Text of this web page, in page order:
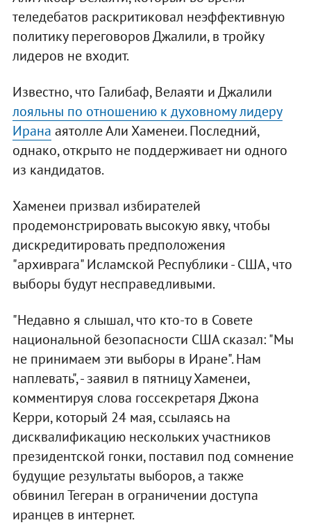
теледебатов раскритиковал неэффективную
политику переговоров Джалили, в тройку
лидеров не входит.
Известно, что Галибаф, Велаяти и Джалили
лояльны по отношению к духовному лидеру
Ирана аятолле Али Хаменеи. Последний,
однако, открыто не поддерживает ни одного
из кандидатов.
Хаменеи призвал избирателей
продемонстрировать высокую явку, чтобы
дискредитировать предположения
"архиврага" Исламской Республики - США, что
выборы будут несправедливыми.
"Недавно я слышал, что кто-то в Совете
национальной безопасности США сказал: "Мы
не принимаем эти выборы в Иране". Нам
наплевать", - заявил в пятницу Хаменеи,
комментируя слова госсекретаря Джона
Керри, который 24 мая, ссылаясь на
дисквалификацию нескольких участников
президентской гонки, поставил под сомнение
будущие результаты выборов, а также
обвинил Тегеран в ограничении доступа
иранцев в интернет.